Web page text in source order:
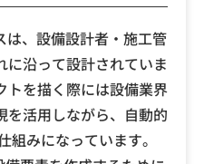
、設備設計者・施工管
沿って設計されていま
トを描く際には設備業界
を活用しながら、自動的
組みになっています。